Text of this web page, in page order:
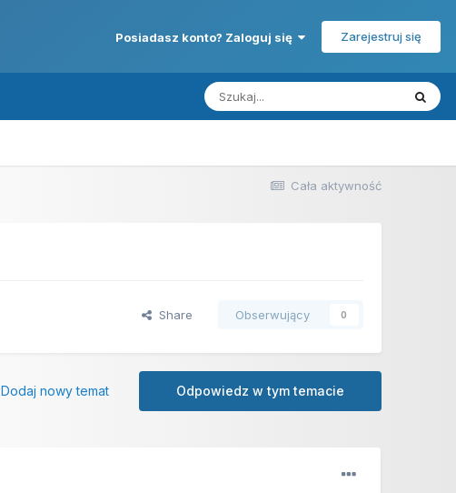
Posiadasz konto? Zaloguj się Zarejestruj się
Cała aktywność
Share Obserwujący 0
Odpowiedz w tym temacie
Dodaj nowy temat